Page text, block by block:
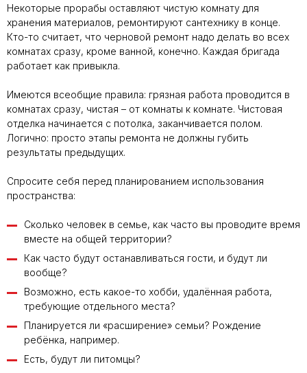
Некоторые прорабы оставляют чистую комнату для
хранения материалов, ремонтируют сантехнику в конце.
Кто-то считает, что черновой ремонт надо делать во всех
комнатах сразу, кроме ванной, конечно. Каждая бригада
работает как привыкла.
Имеются всеобщие правила: грязная работа проводится в
комнатах сразу, чистая – от комнаты к комнате. Чистовая
отделка начинается с потолка, заканчивается полом.
Логично: просто этапы ремонта не должны губить
результаты предыдущих.
Спросите себя перед планированием использования
пространства:
Сколько человек в семье, как часто вы проводите время
вместе на общей территории?
Как часто будут останавливаться гости, и будут ли
вообще?
Возможно, есть какое-то хобби, удалённая работа,
требующие отдельного места?
Планируется ли «расширение» семьи? Рождение
ребёнка, например.
Есть, будут ли питомцы?